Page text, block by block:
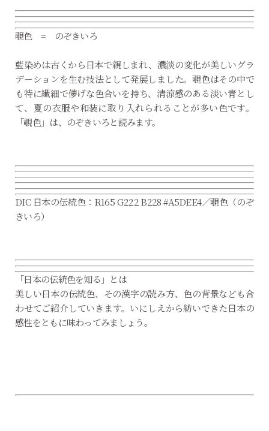
覗色 = のぞきいろ
藍染めは古くから日本で親しまれ、濃淡の変化が美しいグラ
デーションを生む技法として発展しました。覗色はその中で
も特に繊細で儚げな色合いを持ち、清涼感のある淡い青とし
て、夏の衣服や和装に取り入れられることが多い色です。
「覗色」は、のぞきいろと読みます。
DIC 日本の伝統色：R165 G222 B228 #A5DEE4／覗色（のぞ
きいろ）
「日本の伝統色を知る」とは
美しい日本の伝統色、その漢字の読み方、色の背景なども合
わせてご紹介していきます。いにしえから紡いできた日本の
感性をともに味わってみましょう。